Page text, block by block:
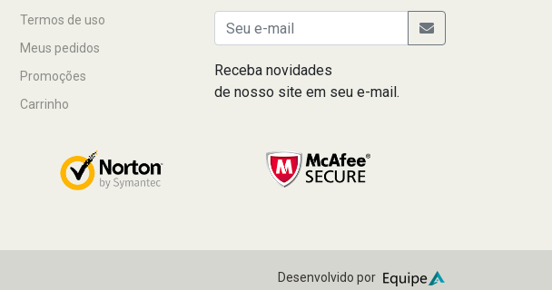
Termos de uso
Meus pedidos
Promoções
Carrinho
Receba novidades
de nosso site em seu e-mail.
Desenvolvido por